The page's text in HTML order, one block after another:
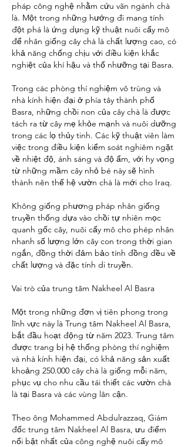
pháp công nghệ nhằm cứu vãn ngành chà
là. Một trong những hướng đi mang tính
đột phá là ứng dụng kỹ thuật nuôi cấy mô
để nhân giống cây chà là chất lượng cao, có
khả năng chống chịu với điều kiện khắc
nghiệt của khí hậu và thổ nhưỡng tại Basra.
Trong các phòng thí nghiệm vô trùng và
nhà kính hiện đại ở phía tây thành phố
Basra, những chồi non của cây chà là được
tách ra từ cây mẹ khỏe mạnh và nuôi dưỡng
trong các lọ thủy tinh. Các kỹ thuật viên làm
việc trong điều kiện kiểm soát nghiêm ngặt
về nhiệt độ, ánh sáng và độ ẩm, với hy vọng
từ những mầm cây nhỏ bé này sẽ hình
thành nên thế hệ vườn chà là mới cho Iraq.
Không giống phương pháp nhân giống
truyền thống dựa vào chồi tự nhiên mọc
quanh gốc cây, nuôi cấy mô cho phép nhân
nhanh số lượng lớn cây con trong thời gian
ngắn, đồng thời đảm bảo tính đồng đều về
chất lượng và đặc tính di truyền.
Vai trò của trung tâm Nakheel Al Basra
Một trong những đơn vị tiên phong trong
lĩnh vực này là Trung tâm Nakheel Al Basra,
bắt đầu hoạt động từ năm 2023. Trung tâm
được trang bị hệ thống phòng thí nghiệm
và nhà kính hiện đại, có khả năng sản xuất
khoảng 250.000 cây chà là giống mỗi năm,
phục vụ cho nhu cầu tái thiết các vườn chà
là tại Basra và các vùng lân cận.
Theo ông Mohammed Abdulrazzaq, Giám
đốc trung tâm Nakheel Al Basra, ưu điểm
nổi bật nhất của công nghệ nuôi cấy mô